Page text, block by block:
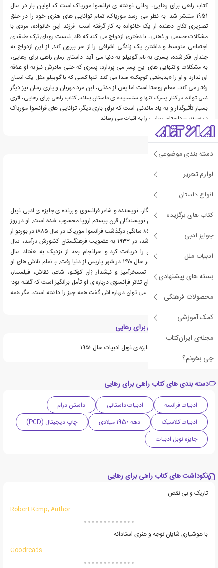
دسته بندی موضوعی
لوازم تحریر
انواع داستان
کتاب های برگزیده
جوایز ادبی
ادبیات ملل
بسته های پیشنهادی
محصولات فرهنگی
کمک آموزشی
مجله‌ی ایران‌کتاب
چی بخونم؟
کتاب راهی برای رهایی، رمانی نوشته ی فرانسوا موریاک است که اولین بار در سال
1951 منتشر شد. به نظر می رسد موریاک، تمام توانایی های هنری خود را در خلق
تصویری تکان دهنده از یک خانواده به کار گرفته است. فرزند این خانواده، مردی با
مشکلات جسمی و ذهنی، با دختری ازدواج می کند که قادر نیست رویای ترک طبقه ی
اجتماعی متوسط و داشتن یک زندگی اشرافی را از سر بیرون کند. از این ازدواج نه
چندان فکر شده، پسری به نام گوییلو به دنیا می آید. داستان رمان راهی برای رهایی،
به مشکلات و تنهایی های این پسر می پردازد؛ پسری که حتی مادرش نیز به او علاقه
ای ندارد و او را «بدبختی کوچک» صدا می کند. تنها کسی که با گوییلو مثل یک انسان
رفتار می کند، معلم روستا است اما پس از مدتی، این مرد مهربان و یاری رسان نیز دیگر
نمی تواند در کنار پسرک تنها و ستمدیده ی داستان بماند. کتاب راهی برای رهایی، اثری
بسیار تأثیرگذار و به یاد ماندنی است که برای باری دیگر، توانایی های فرانسوا موریاک
در زمینه ی داستان سرایی را به اثبات می رساند.
درباره فرانسوا موریاک
فرانسوا موریاک، روزنامه نگار، نویسنده و شاعر فرانسوی و برنده ی جایزه ی ادبی نوبل
سال ۱۹۵۲ یکی از بزرگترین نویسندگان قرن بیستم اروپا محسوب شده است. او در روز
یکم سپتامبر سال ۱۹۷۰ در ۸۵ سالگی درگذشت.فرانسوا موریاک در سال ۱۸۸۵ در بوردو از
بنادر بزرگ فرانسه متولد شد، در ۱۹۳۳ به عضویت فرهنگستان کشورش درآمد، سال
۱۹۵۲ جایزه ی ادبی نوبل را دریافت کرد و سرانجام بعد از نزدیک به هفتاد سال
نویسندگی، در اول سپتامبر سال ۱۹۷۰ در شهر پاریس از دنیا رفت. با تمام تلاش های او
در این عرصه این جمله تمسخرآمیز و نیشدار ژان کوکتو، شاعر، نقاش، فیلمساز،
نمایشنامه نویس و کارگردان تئاتر فرانسوی درباره ی او تأمل برانگیز است که گفته بود:
«موریاک بیچاره! اگر بمیرد می توان درباره اش گفت همه چیز را داشته است، مگر همه
چیز را!»
ویژگی های کتاب راهی برای رهایی
فرانسوا موریاک برنده ی جایزه ی نوبل ادبیات سال ۱۹۵۲
دسته بندی های کتاب راهی برای رهایی
ادبیات فرانسه ادبیات داستانی
داستان درام
ادبیات کلاسیک
دهه 1950 میلادی
چاپ دیجیتال (POD)
جایزه نوبل ادبیات
نکوداشت های کتاب راهی برای رهایی
تاریک و بی نقص.
Robert Kemp, Author
با هوشیاری شایان توجه و هنری استادانه.
Goodreads